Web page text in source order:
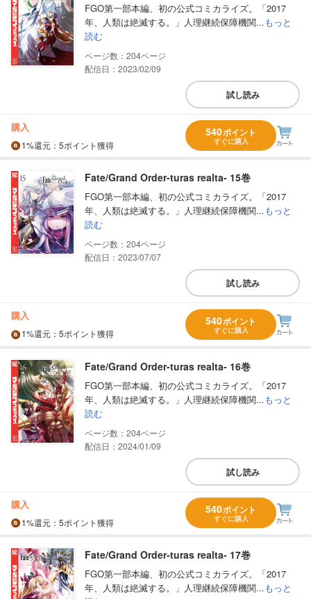
FGO第一部本編、初の公式コミカライズ。「2017
年、人類は絶滅する。」人理継続保障機関...もっと
読む
204
配信日：2023/02/09
試し読み
購入
1%還元 ：5ポイント獲得
540ポイント
すぐに購入
Fate/Grand Order-turas realta- 15巻
FGO第一部本編、初の公式コミカライズ。「2017
年、人類は絶滅する。」人理継続保障機関...もっと
読む
204
配信日：2023/07/07
試し読み
購入
1%還元 ：5ポイント獲得
540ポイント
すぐに購入
Fate/Grand Order-turas realta- 16巻
FGO第一部本編、初の公式コミカライズ。「2017
年、人類は絶滅する。」人理継続保障機関...もっと
読む
204
配信日：2024/01/09
試し読み
購入
1%還元 ：5ポイント獲得
540ポイント
すぐに購入
Fate/Grand Order-turas realta- 17巻
FGO第一部本編、初の公式コミカライズ。「2017
年、人類は絶滅する。」人理継続保障機関...もっと